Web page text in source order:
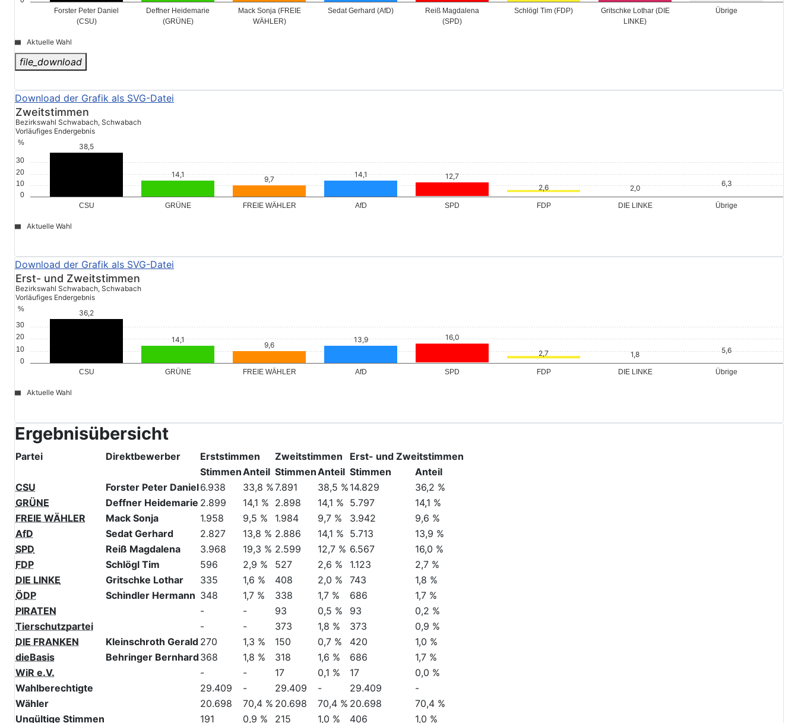
10 9,5
Aktuelle Wahl
20
30
%
© Stadt Schwabach
Zweitstimmen
Bezirkswahl Schwabach, Schwabach
Vorläufiges Endergebnis
file_download
10
30
%
© Stadt Schwabach
Erst- und Zweitstimmen
Bezirkswahl Schwabach, Schwabach
Vorläufiges Endergebnis
Aktuelle Wahl
file_download
Ergebnisübersicht
Partei Direktbewerber Erststimmen Zweitstimmen
Erst- und Zweitstimmen
Stimmen
Anteil Stimmen Anteil Stimmen
Anteil
CSU
Forster Peter Daniel 6.938 33,8 % 7.891 38,5 % 14.829
36,2 %
GRÜNE
Deffner Heidemarie 2.899 14,1 % 2.898 14,1 % 5.797
14,1 %
FREIE WÄHLER
Mack Sonja 1.958 9,5 % 1.984 9,7 % 3.942
9,6 %
AfD
Sedat Gerhard 2.827 13,8 % 2.886 14,1 % 5.713
13,9 %
SPD
3.968 19,3 % 2.599 12,7 % 6.567
16,0 %
FDP
596 2,9 % 527 2,6 % 1.123
2,7 %
DIE LINKE
Gritschke Lothar 335 1,6 % 408 2,0 % 743
1,8 %
ÖDP
Schindler Hermann 348 1,7 % 338 1,7 % 686
1,7 %
PIRATEN
- - 93 0,5 % 93
0,2 %
Tierschutzpartei
- - 373 1,8 % 373
0,9 %
DIE FRANKEN
270 1,3 % 150 0,7 % 420
1,0 %
dieBasis
368 1,8 % 318 1,6 % 686
1,7 %